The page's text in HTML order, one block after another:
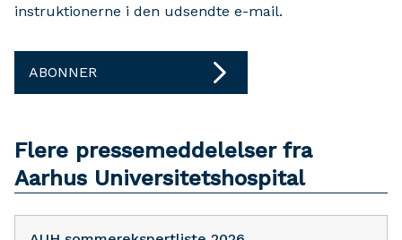
instruktionerne i den udsendte e-mail.
ABONNER
Flere pressemeddelelser fra
Aarhus Universitetshospital